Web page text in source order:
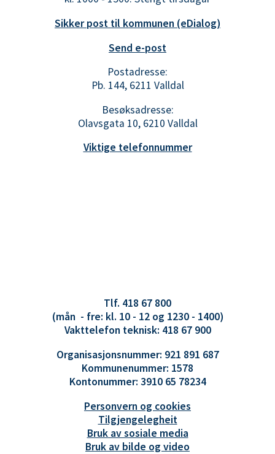
Sikker post til kommunen (eDialog)
Send e-post
Postadresse:
Pb. 144, 6211 Valldal
Besøksadresse:
Olavsgata 10, 6210 Valldal
Viktige telefonnummer
Tlf. 418 67 800
(mån - fre: kl. 10 - 12 og 1230 - 1400)
Vakttelefon teknisk: 418 67 900
Organisasjonsnummer: 921 891 687
Kommunenummer: 1578
Kontonummer: 3910 65 78234
Personvern og cookies
Tilgjengelegheit
Bruk av sosiale media
Bruk av bilde og video